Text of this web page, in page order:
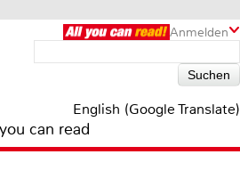
Anmelden
English (Google Translate)
can read